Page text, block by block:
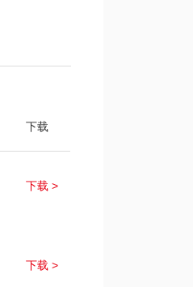
下载
下载 >
下载 >